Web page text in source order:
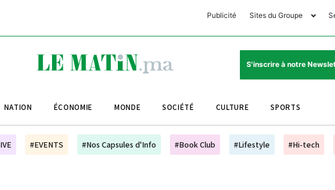
Publicité Sites du Groupe
Club Avantages
Le Matin Sports
Le Matin Store
Le Matin Annonces
Horaires de
Pharmacies
Programme TV
Cinéma
S'inscrire à notre
NATION ÉCONOMIE MONDE SOCIÉTÉ CULTURE SPORTS
#EVENTS #Nos Capsules d'Info #Book Club #Lifestyle #Hi-tech